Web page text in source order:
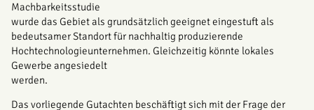
Machbarkeitsstudie
wurde das Gebiet als grundsätzlich geeignet eingestuft als
bedeutsamer Standort für nachhaltig produzierende
Hochtechnologieunternehmen. Gleichzeitig könnte lokales
Gewerbe angesiedelt
werden.
Das vorliegende Gutachten beschäftigt sich mit der Frage der